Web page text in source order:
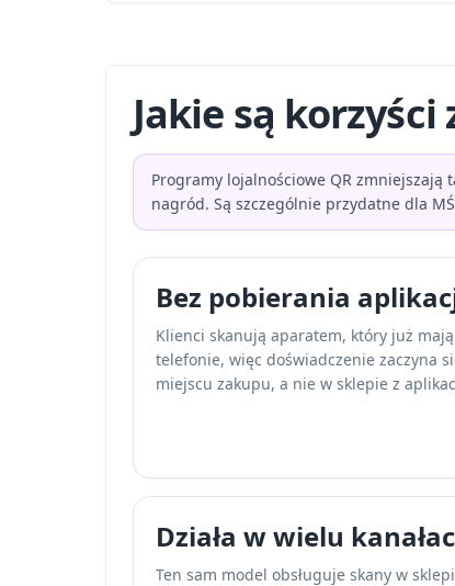
Jakie są
Programy lojalnościowe QR
nagród. Są szczególnie przydatne dla
Bez pobierania
Klienci skanują aparatem, który już
telefonie, więc doświadczenie zaczyna
miejscu zakupu, a nie w sklepie z
Działa w wielu
Ten sam model obsługuje skany w